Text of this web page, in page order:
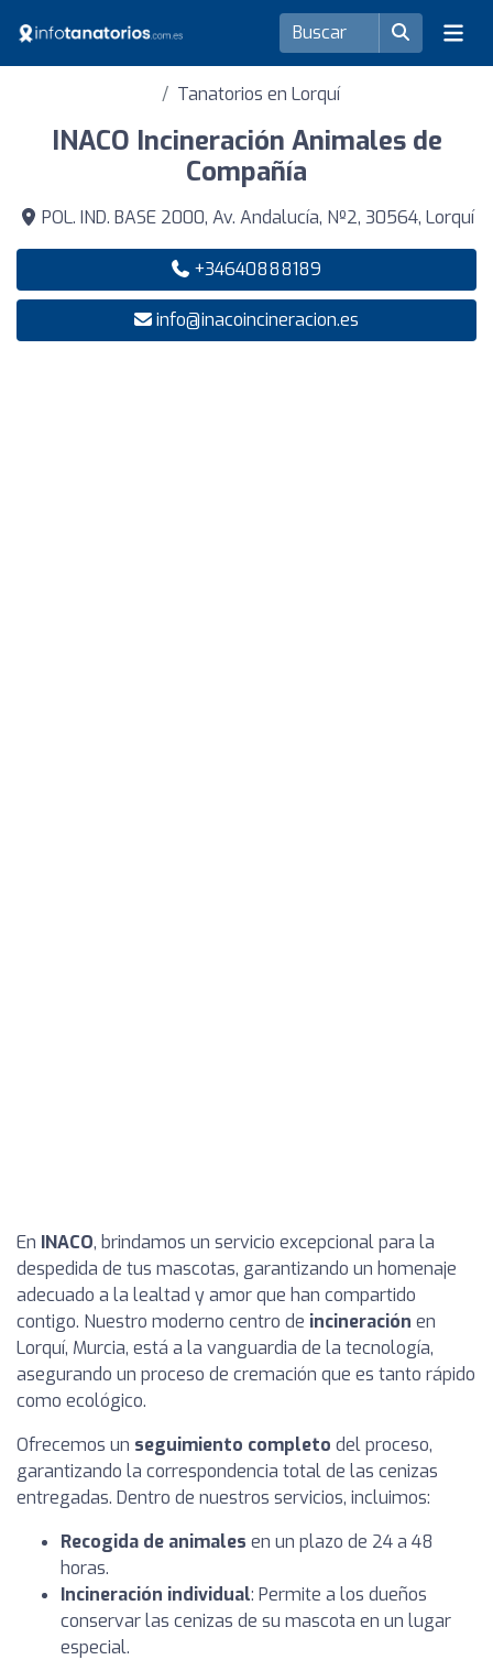
Tanatorios en Lorquí
INACO Incineración Animales de
Compañía
POL. IND. BASE 2000, Av. Andalucía, Nº2, 30564, Lorquí
+34640888189
info@inacoincineracion.es
En INACO, brindamos un servicio excepcional para la
despedida de tus mascotas, garantizando un homenaje
adecuado a la lealtad y amor que han compartido
contigo. Nuestro moderno centro de incineración en
Lorquí, Murcia, está a la vanguardia de la tecnología,
asegurando un proceso de cremación que es tanto rápido
como ecológico.
Ofrecemos un seguimiento completo del proceso,
garantizando la correspondencia total de las cenizas
entregadas. Dentro de nuestros servicios, incluimos:
Recogida de animales en un plazo de 24 a 48
horas.
Incineración individual: Permite a los dueños
conservar las cenizas de su mascota en un lugar
especial.